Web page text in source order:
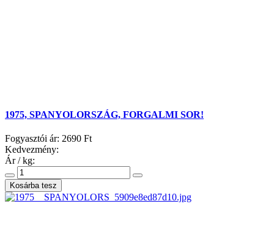
1975, SPANYOLORSZÁG, FORGALMI SOR!
Fogyasztói ár: 2690 Ft
Kedvezmény:
Ár / kg: